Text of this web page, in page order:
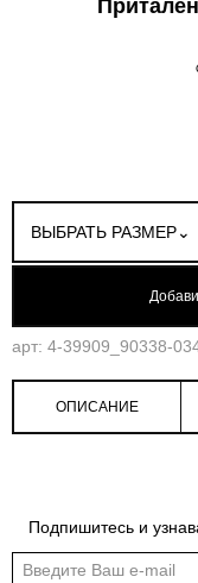
ВЫБРАТЬ РАЗМЕР
арт: 4-39909_90338-
Индивидуальные обмеры
ОПИСАНИЕ
Подпишитесь и